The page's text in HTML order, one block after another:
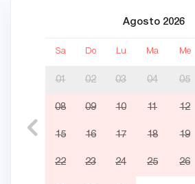
Agosto 2026
Sa Do Lu Ma Me
01 02 03 04 05
08 09 10 11 12
15 16 17 18 19
22 23 24 25 26